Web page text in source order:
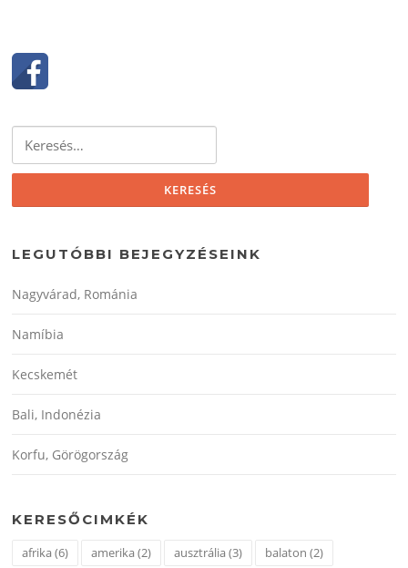
LEGUTÓBBI BEJEGYZÉSEINK
Nagyvárad, Románia
Namíbia
Kecskemét
Bali, Indonézia
Korfu, Görögország
KERESŐCIMKÉK
afrika(6) amerika(2) ausztrália(3) balaton (2)